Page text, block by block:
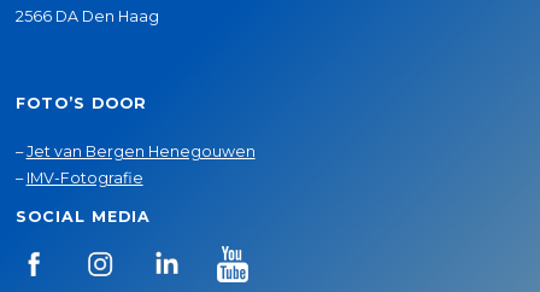
2566 DA Den Haag
FOTO’S DOOR
–Jet van Bergen Henegouwen
– IMV-Fotografie
SOCIAL MEDIA